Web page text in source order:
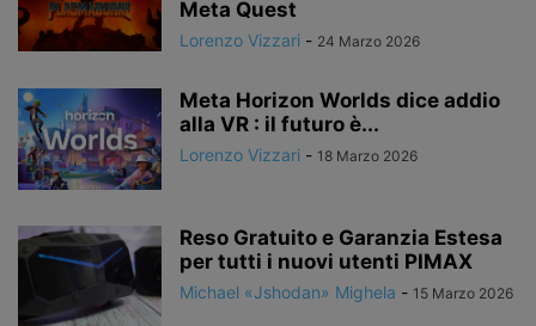
Meta Quest
Lorenzo Vizzari - 24 Marzo 2026
Meta Horizon Worlds dice addio
alla VR : il futuro è...
Lorenzo Vizzari - 18 Marzo 2026
Reso Gratuito e Garanzia Estesa
per tutti i nuovi utenti PIMAX
Michael «Jshodan» Mighela - 15 Marzo 2026